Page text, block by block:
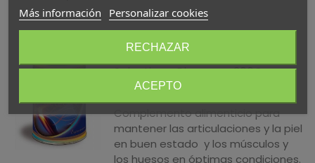
Colágeno Hidrolizado Curarti
Selectium · Plameca · 300G
25,95 €
(impuestos inc.)
Complemento alimenticio para
mantener las articulaciones y la piel
en buen estado y los músculos y
los huesos en óptimas condiciones.
Más información Personalizar cookies
RECHAZAR
ACEPTO